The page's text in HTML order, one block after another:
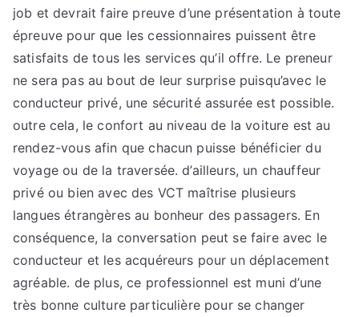
job et devrait faire preuve d’une présentation à toute
épreuve pour que les cessionnaires puissent être
satisfaits de tous les services qu’il offre. Le preneur
ne sera pas au bout de leur surprise puisqu’avec le
conducteur privé, une sécurité assurée est possible.
outre cela, le confort au niveau de la voiture est au
rendez-vous afin que chacun puisse bénéficier du
voyage ou de la traversée. d’ailleurs, un chauffeur
privé ou bien avec des VCT maîtrise plusieurs
langues étrangères au bonheur des passagers. En
conséquence, la conversation peut se faire avec le
conducteur et les acquéreurs pour un déplacement
agréable. de plus, ce professionnel est muni d’une
très bonne culture particulière pour se changer